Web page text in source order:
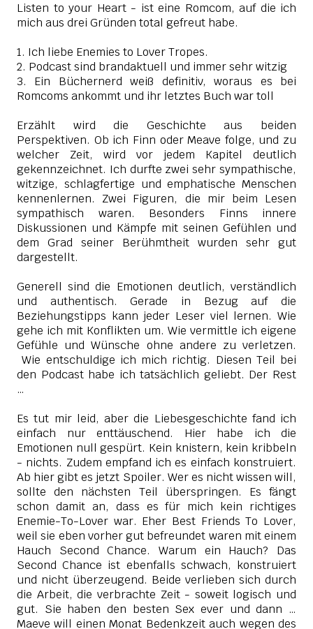
Listen to your Heart - ist eine Romcom, auf die ich
mich aus drei Gründen total gefreut habe.
1. Ich liebe Enemies to Lover Tropes.
2. Podcast sind brandaktuell und immer sehr witzig
3. Ein Büchernerd weiß definitiv, woraus es bei
Romcoms ankommt und ihr letztes Buch war toll
Erzählt wird die Geschichte aus beiden
Perspektiven. Ob ich Finn oder Meave folge, und zu
welcher Zeit, wird vor jedem Kapitel deutlich
gekennzeichnet. Ich durfte zwei sehr sympathische,
witzige, schlagfertige und emphatische Menschen
kennenlernen. Zwei Figuren, die mir beim Lesen
sympathisch waren. Besonders Finns innere
Diskussionen und Kämpfe mit seinen Gefühlen und
dem Grad seiner Berühmtheit wurden sehr gut
dargestellt.
Generell sind die Emotionen deutlich, verständlich
und authentisch. Gerade in Bezug auf die
Beziehungstipps kann jeder Leser viel lernen. Wie
gehe ich mit Konflikten um. Wie vermittle ich eigene
Gefühle und Wünsche ohne andere zu verletzen.
Wie entschuldige ich mich richtig. Diesen Teil bei
den Podcast habe ich tatsächlich geliebt. Der Rest
…
Es tut mir leid, aber die Liebesgeschichte fand ich
einfach nur enttäuschend. Hier habe ich die
Emotionen null gespürt. Kein knistern, kein kribbeln
- nichts. Zudem empfand ich es einfach konstruiert.
Ab hier gibt es jetzt Spoiler. Wer es nicht wissen will,
sollte den nächsten Teil überspringen. Es fängt
schon damit an, dass es für mich kein richtiges
Enemie-To-Lover war. Eher Best Friends To Lover,
weil sie eben vorher gut befreundet waren mit einem
Hauch Second Chance. Warum ein Hauch? Das
Second Chance ist ebenfalls schwach, konstruiert
und nicht überzeugend. Beide verlieben sich durch
die Arbeit, die verbrachte Zeit - soweit logisch und
gut. Sie haben den besten Sex ever und dann …
Maeve will einen Monat Bedenkzeit auch wegen des